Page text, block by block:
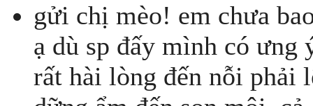
gửi chị mèo! em chưa
ạ dù sp đấy mình có ưng
rất hài lòng đến nỗi phải